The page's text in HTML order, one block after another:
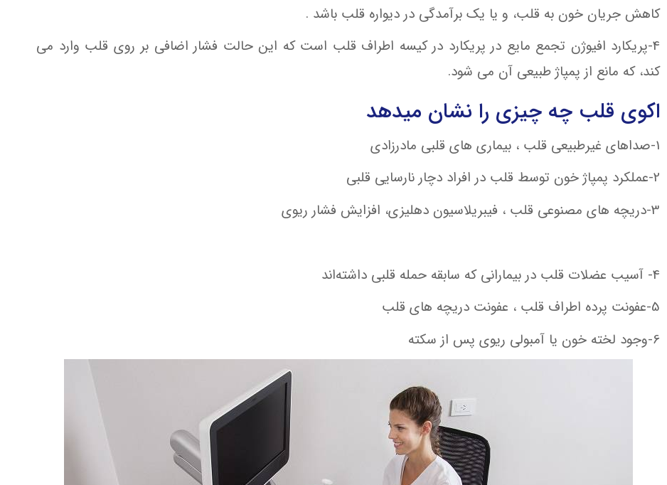
کاهش جریان خون به قلب، و یا یک برآمدگی در دیواره قلب باشد .
4-پریکارد افیوژن تجمع مایع در پریکارد در کیسه اطراف قلب است که این حالت فشار اضافی بر روی قلب وارد می
کند، که مانع از پمپاژ طبیعی آن می شود.
اکوی قلب چه چیزی را نشان میدهد
1-صداهای غیرطبیعی قلب ، بیماری‌ های قلبی مادرزادی
2-عملکرد پمپاژ خون توسط قلب در افراد دچار نارسایی قلبی
3-دریچه‌ های مصنوعی قلب ، فیبریلاسیون دهلیزی، افزایش فشار ریوی
4- آسیب عضلات قلب در بیمارانی که سابقه حمله قلبی داشته‌اند
5-عفونت پرده اطراف قلب ، عفونت دریچه‌ های قلب
6-وجود لخته خون یا آمبولی ریوی پس از سکته